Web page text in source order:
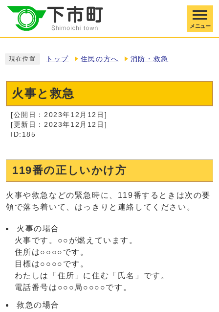
メニュー
現在位置 トップ 住民の方へ 消防・救急
火事と救急
[公開日：2023年12月12日]
[更新日：2023年12月12日]
ID:185
119番の正しいかけ方
火事や救急などの緊急時に、119番するときは次の要
領で落ち着いて、はっきりと連絡してください。
火事の場合
火事です。○○が燃えています。
住所は○○○○です。
目標は○○○○です。
わたしは「住所」に住む「氏名」です。
電話番号は○○○局○○○○です。
救急の場合